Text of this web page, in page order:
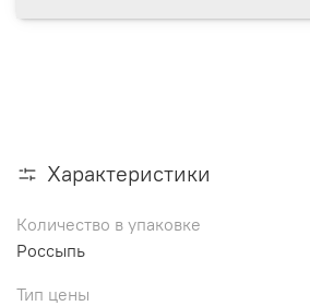
Характеристики
Количество в упаковке
Россыпь
Тип цены